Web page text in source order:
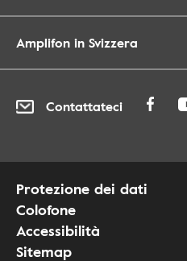
Amplifon in Svizzera
Contattateci
Protezione dei dati
Colofone
Accessibilità
Sitemap